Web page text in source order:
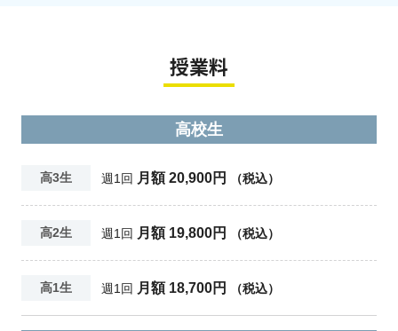
授業料
高校生
高3生 週1回 月額 20,900円 （税込）
高2生 週1回 月額 19,800円 （税込）
高1生 週1回 月額 18,700円 （税込）